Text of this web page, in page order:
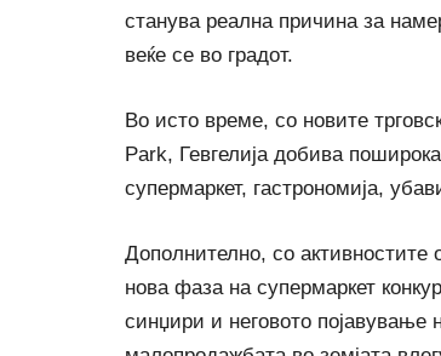
станува реална причина за
веќе се во градот.
Во исто време, со новите
Park, Гевгелија добива
супермаркет, гастрономија,
Дополнително, со активностите
нова фаза на супермаркет
синџири и неговото појавување